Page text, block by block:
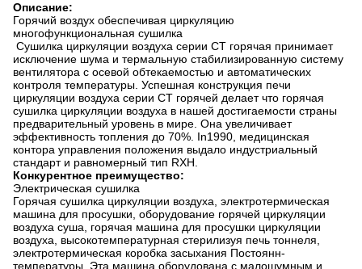
Описание:
Горячий воздух обеспечивая циркуляцию
многофункциональная сушилка
Сушилка циркуляции воздуха серии CT горячая принимает
исключение шума и термальную стабилизированную систему
вентилятора с осевой обтекаемостью и автоматических
контроля температуры. Успешная конструкция печи
циркуляции воздуха серии CT горячей делает что горячая
сушилка циркуляции воздуха в нашей достигаемости страны
предварительный уровень в мире. Она увеличивает
эффективность топления до 70%. In1990, медицинская
контора управления положения выдало индустриальный
стандарт и равномерный тип RXH.
Конкурентное преимущество:
Электрическая сушилка
Горячая сушилка циркуляции воздуха, электротермическая
машина для просушки, оборудование горячей циркуляции
воздуха суша, горячая машина для просушки циркуляции
воздуха, высокотемпературная стерилизуя печь тоннеля,
электротермическая коробка засыхания Постоянн-
температуры. Эта машина оборудована с малошумным и